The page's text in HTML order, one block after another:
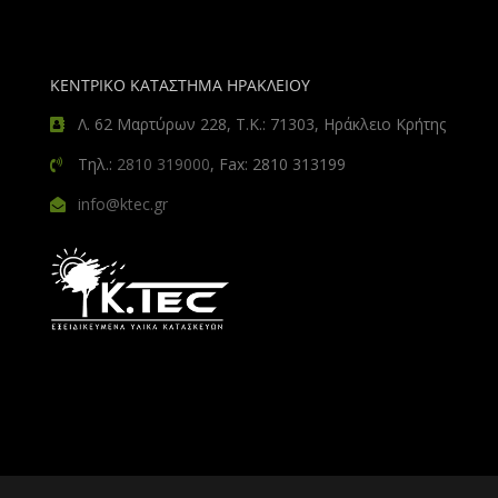
ΚΕΝΤΡΙΚΟ ΚΑΤΑΣΤΗΜΑ ΗΡΑΚΛΕΙΟΥ
Λ. 62 Μαρτύρων 228, Τ.Κ.: 71303, Ηράκλειο Κρήτης
Τηλ.: 2810 319000, Fax: 2810 313199
info@ktec.gr